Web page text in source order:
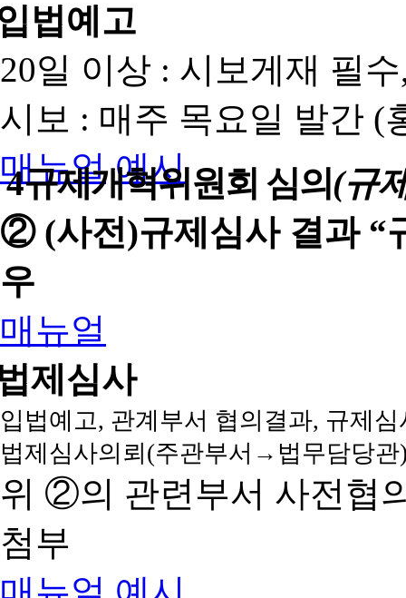
법예고
20일 이상 : 시보게재 필
시보 : 매주 목요일 발간 (
매뉴얼 예시
4규제개혁위원회 심의(규
② (사전)규제심사 결과 “
우
매뉴얼
제심사
입법예고, 관계부서 협의결과, 규제
법제심사의뢰(주관부서→법무담당
위 ②의 관련부서 사전협
첨부